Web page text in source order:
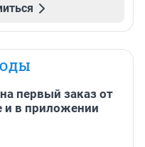
первый заказ от
и в приложении